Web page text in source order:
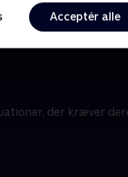
Acceptér alle
• 10 sæsoner
der kræver